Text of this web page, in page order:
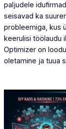
paljudele
seisavad ka
probleemiga, kus
keerulisi töölaudu
Optimizer on
oletamine ja tuua